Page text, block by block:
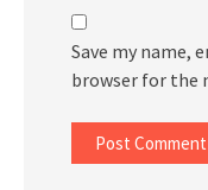
Save my name,
browser for the